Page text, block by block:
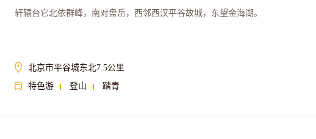
轩辕台它北依群峰，南对盘岳，西邻西汉平谷故城，东望金海湖。
北京市平谷城东北7.5公里
特色游
登山 踏青